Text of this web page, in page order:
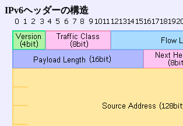
IPv6ヘッダーの構造